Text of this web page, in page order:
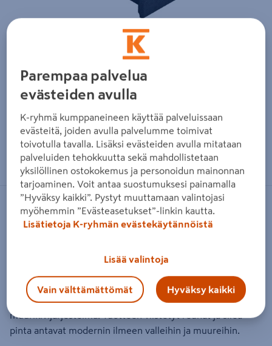
Zoomaa kuvaa sormilla kosketusnäytöllä
Muurikivi sileä 280x250x280 Carbon
HB-BETONI
6419249009172
Muurikivi sileä on tyylikäs uudentyyppinen
muurikivijärjestelmä. Tuotteen viistetyt reunat ja sileä
pinta antavat modernin ilmeen valleihin ja muureihin.
Parempaa palvelua
evästeiden avulla
K-ryhmä kumppaneineen käyttää palveluissaan
evästeitä, joiden avulla palvelumme toimivat
toivotulla tavalla. Lisäksi evästeiden avulla mitataan
palveluiden tehokkuutta sekä mahdollistetaan
yksilöllinen ostokokemus ja personoidun mainonnan
tarjoaminen. Voit antaa suostumuksesi painamalla
”Hyväksy kaikki”. Pystyt muuttamaan valintojasi
myöhemmin ”Evästeasetukset”-linkin kautta.
Lisätietoja K-ryhmän evästekäytännöistä
Lisää valintoja
Vain välttämättömät Hyväksy kaikki